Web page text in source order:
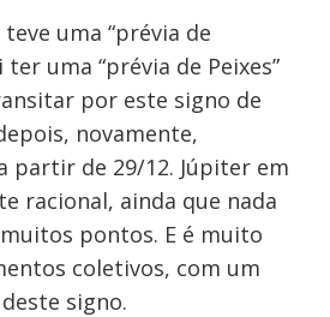
uma “prévia de
ter uma “prévia de Peixes”
por este signo de
novamente,
partir de 29/12. Júpiter em
racional, ainda que nada
pontos. E é muito
coletivos, com um
signo.